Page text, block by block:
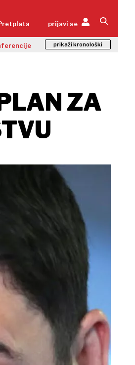
prijavi se
prikaži kronološki
ZA